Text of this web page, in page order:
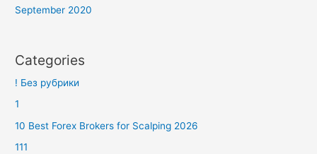
September 2020
Categories
! Без рубрики
1
10 Best Forex Brokers for Scalping 2026
111